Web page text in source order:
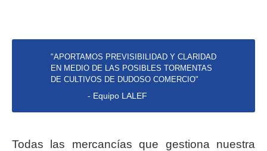
"APORTAMOS PREVISIBILIDAD Y CLARIDAD
EN MEDIO DE LAS POSIBLES TORMENTAS
DE CULTIVOS DE DUDOSO COMERCIO"
- Equipo LALEF
Todas las mercancías que gestiona nuestra